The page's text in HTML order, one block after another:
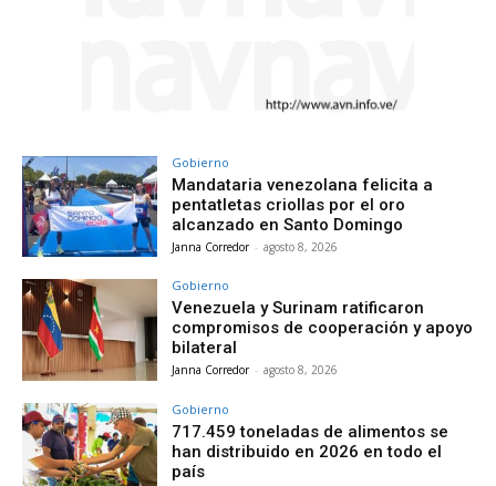
Gobierno
Mandataria venezolana felicita a
pentatletas criollas por el oro
alcanzado en Santo Domingo
Janna Corredor - agosto 8, 2026
Gobierno
Venezuela y Surinam ratificaron
compromisos de cooperación y apoyo
bilateral
Janna Corredor - agosto 8, 2026
Gobierno
717.459 toneladas de alimentos se
han distribuido en 2026 en todo el
país